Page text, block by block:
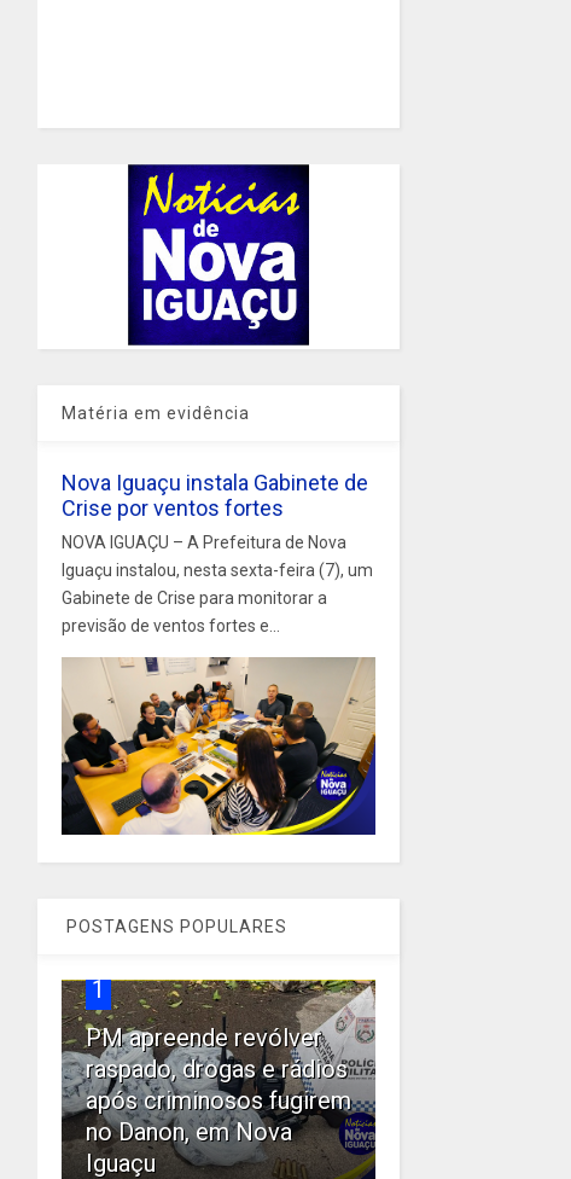
Matéria em evidência
Nova Iguaçu instala Gabinete de
Crise por ventos fortes
NOVA IGUAÇU – A Prefeitura de Nova
Iguaçu instalou, nesta sexta-feira (7), um
Gabinete de Crise para monitorar a
previsão de ventos fortes e...
POSTAGENS POPULARES
1
PM apreende revólver
raspado, drogas e rádios
após criminosos fugirem
no Danon, em Nova
Iguaçu